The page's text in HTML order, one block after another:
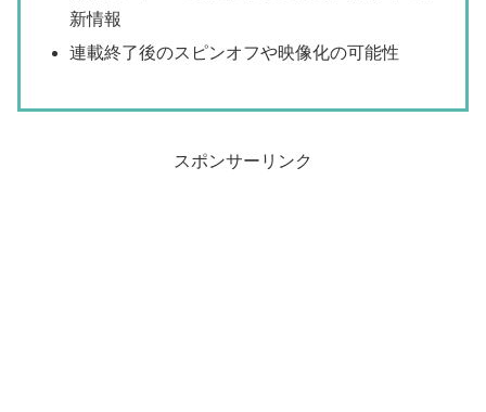
新情報
連載終了後のスピンオフや映像化の可能性
スポンサーリンク